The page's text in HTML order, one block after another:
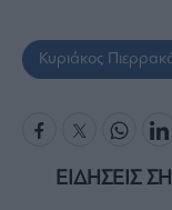
Κυριάκος
ΕΙΔΗΣΕΙΣ